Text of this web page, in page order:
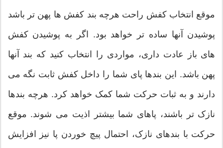
موقع انتخاب کفش راحت هرچه بند کفش ها پهن تر باشد
پوشیدن آنها ساده تر خواهد بود. اگر به پوشیدن کفش
های باز عادت داری، مواردی را انتخاب کنید که بند آنها
پهن باشد. این بندها پای شما را داخل کفش ثابت نگه می
دارند و به ثبات حرکت شما کمک خواهد کرد. هرچه بندها
نازک تر باشند، پاهای شما بیشتر اذیت می شوند. موقع
حرکت با بندهای نازک، احتمال پیچ خوردن پا نیز افزایش